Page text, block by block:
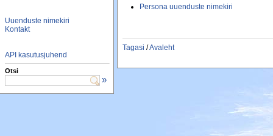
Uuenduste nimekiri
Kontakt
API kasutusjuhend
Otsi
»
Persona uuenduste nimekiri
Tagasi /Avaleht